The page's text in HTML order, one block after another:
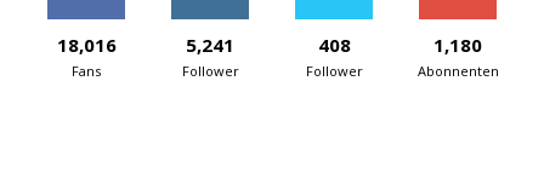
18,016
Fans
5,241
Follower
408
Follower
1,180
Abonnenten